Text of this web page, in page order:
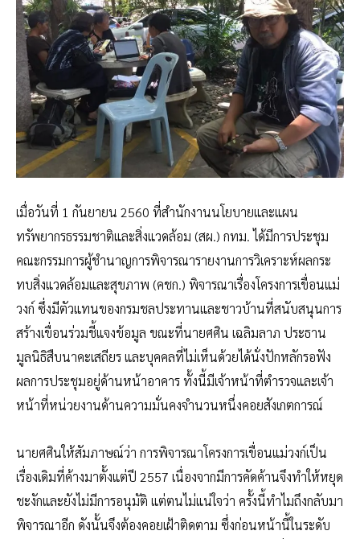
เมื่อวันที่ 1 กันยายน 2560 ที่สำนักงานนโยบายและแผน
ทรัพยากรธรรมชาติและสิ่งแวดล้อม (สผ.) กทม. ได้มีการประชุม
คณะกรรมการผู้ชำนาญการพิจารณารายงานการวิเคราะห์ผลกระ
ทบสิ่งแวดล้อมและสุขภาพ (คชก.) พิจารณาเรื่องโครงการเขื่อนแม่
วงก์ ซึ่งมีตัวแทนของกรมชลประทานและชาวบ้านที่สนับสนุนการ
สร้างเขื่อนร่วมชี้แจงข้อมูล ขณะที่นายศศิน เฉลิมลาภ ประธาน
มูลนิธิสืบนาคะเสถียร และบุคคลที่ไม่เห็นด้วยได้นั่งปักหลักรอฟัง
ผลการประชุมอยู่ด้านหน้าอาคาร ทั้งนี้มีเจ้าหน้าที่ตำรวจและเจ้า
หน้าที่หน่วยงานด้านความมั่นคงจำนวนหนึ่งคอยสังเกตการณ์
นายศศินให้สัมภาษณ์ว่า การพิจารณาโครงการเขื่อนแม่วงก์เป็น
เรื่องเดิมที่ค้างมาตั้งแต่ปี 2557 เนื่องจากมีการคัดค้านจึงทำให้หยุด
ชะงักและยังไม่มีการอนุมัติ แต่ตนไม่แน่ใจว่า ครั้งนี้ทำไมถึงกลับมา
พิจารณาอีก ดังนั้นจึงต้องคอยเฝ้าติดตาม ซึ่งก่อนหน้านี้ในระดับ